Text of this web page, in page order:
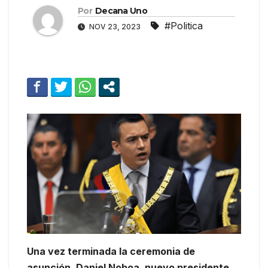
Por Decana Uno
NOV 23, 2023 #Politica
Una vez terminada la ceremonia de